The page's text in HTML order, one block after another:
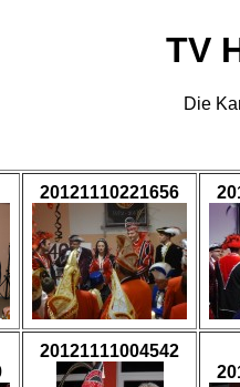
TV
Die
20121110221656
20121111004542